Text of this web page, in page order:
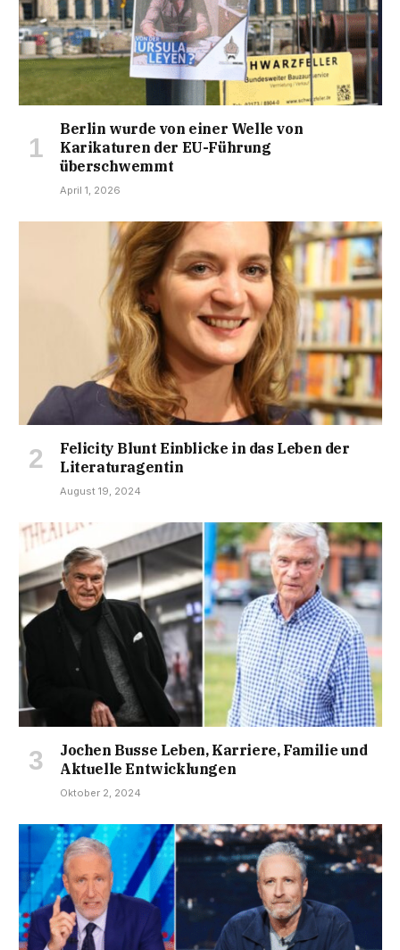
Berlin wurde von einer Welle von
Karikaturen der EU-Führung
überschwemmt
April 1, 2026
Felicity Blunt Einblicke in das Leben der
Literaturagentin
August 19, 2024
Jochen Busse Leben, Karriere, Familie und
Aktuelle Entwicklungen
Oktober 2, 2024